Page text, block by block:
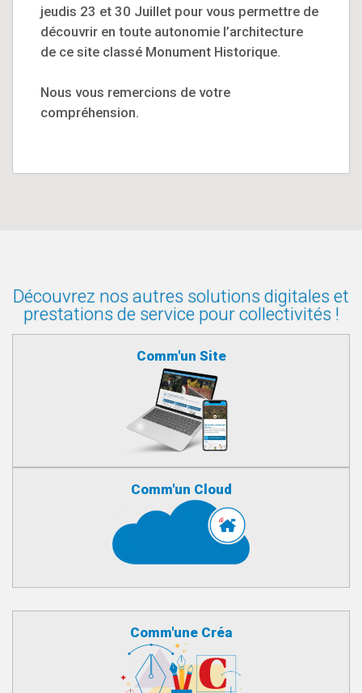
jeudis 23 et 30 Juillet pour vous permettre de
découvrir en toute autonomie l’architecture
de ce site classé Monument Historique.
Nous vous remercions de votre
compréhension.
Découvrez nos autres solutions digitales et
prestations de service pour collectivités !
Comm'un Site
Comm'un Cloud
Comm'une Créa